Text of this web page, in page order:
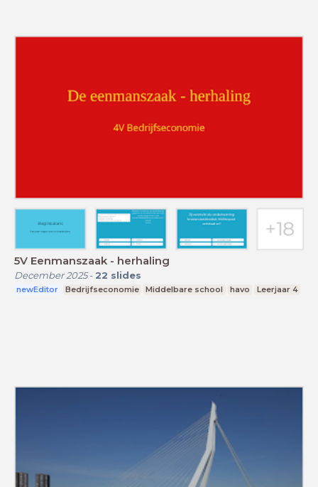
5V Eenmanszaak - herhaling
December 2025- 22 slides
newEditor Bedrijfseconomie Middelbare school havo Leerjaar 4